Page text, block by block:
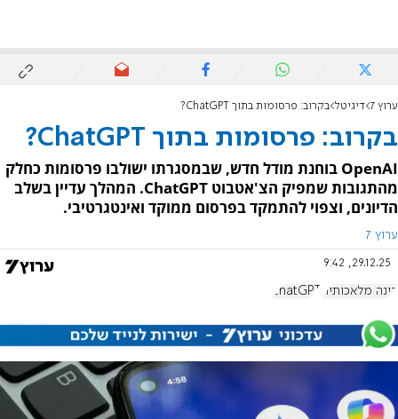
ערוץ 7 דיגיטל בקרוב: פרסומות בתוך ChatGPT?
בקרוב: פרסומות בתוך ChatGPT?
OpenAI בוחנת מודל חדש, שבמסגרתו ישולבו פרסומות כחלק
מהתגובות שמפיק הצ'אטבוט ChatGPT. המהלך עדיין בשלב
הדיונים, וצפוי להתמקד בפרסום ממוקד ואינטגרטיבי.
ערוץ 7
29.12.25, 9:42
בינה מלאכותית chatGPT